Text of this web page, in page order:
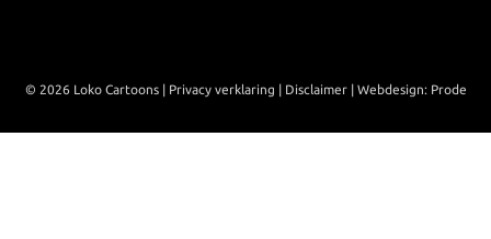
© 2026 Loko Cartoons | Privacy verklaring | Disclaimer| Webdesign: Prode